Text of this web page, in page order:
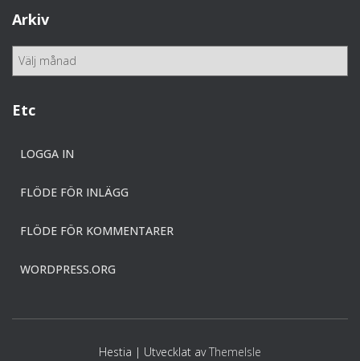
g
o
i
r
Arkiv
A
iEtc
LOGGA IN
FLÖDE FÖR INLÄGG
FLÖDE FÖR KOMMENTARER
WORDPRESS.ORG
Hestia | Utvecklat avThemeIsle